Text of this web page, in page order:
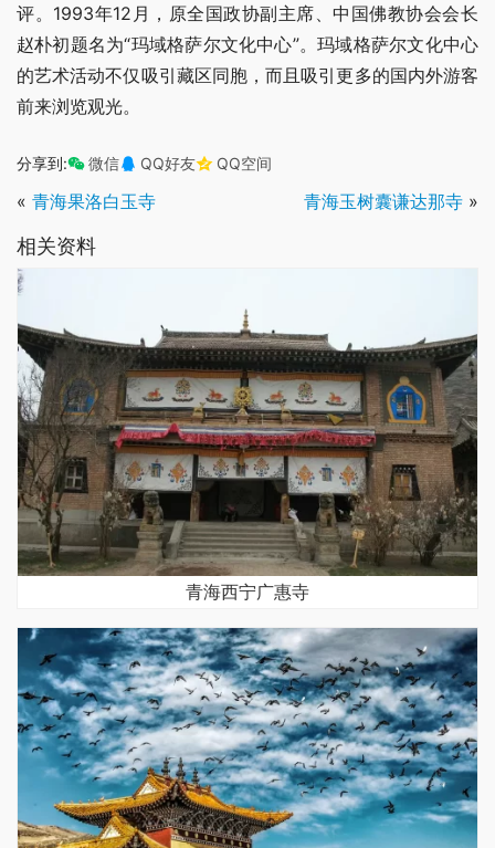
评。1993年12月，原全国政协副主席、中国佛教协会会长
赵朴初题名为“玛域格萨尔文化中心”。玛域格萨尔文化中心
的艺术活动不仅吸引藏区同胞，而且吸引更多的国内外游客
前来浏览观光。
分享到: 微信 QQ好友 QQ空间
« 青海果洛白玉寺 青海玉树囊谦达那寺 »
相关资料
青海西宁广惠寺